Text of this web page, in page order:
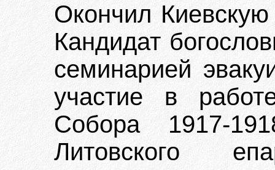
Окончил
Кандидат
семинарией
участие в
Собора 1917-
Литовского